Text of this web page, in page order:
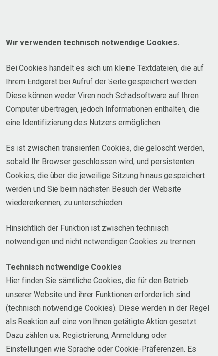
Wir verwenden technisch notwendige Cookies.
Bei Cookies handelt es sich um kleine Textdateien, die auf
Ihrem Endgerät bei Aufruf der Seite gespeichert werden.
Diese können weder Viren noch Schadsoftware auf Ihren
Computer übertragen, jedoch Informationen enthalten, die
eine Identifizierung des Nutzers ermöglichen.
Es ist zwischen transienten Cookies, die gelöscht werden,
sobald Ihr Browser geschlossen wird, und persistenten
Cookies, die über die jeweilige Sitzung hinaus gespeichert
werden und Sie beim nächsten Besuch der Website
wiedererkennen, zu unterschieden.
Hinsichtlich der Funktion ist zwischen technisch
notwendigen und nicht notwendigen Cookies zu trennen.
Technisch notwendige Cookies
Hier finden Sie sämtliche Cookies, die für den Betrieb
unserer Website und ihrer Funktionen erforderlich sind
(technisch notwendige Cookies). Diese werden in der Regel
als Reaktion auf eine von Ihnen getätigte Aktion gesetzt.
Dazu zählen u.a. Registrierung, Anmeldung oder
Einstellungen wie Sprache oder Cookie-Präferenzen. Es